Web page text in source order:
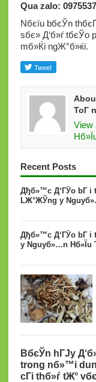
Qua zalo:
Nбєїu bбєЎn
sбє» Д‘б»ѓ tбєЎo
mб»Ќi ngЖ°б»ќi.
ToГ n
Recent Posts
Дђб»™c Д‘ГЎo bГ i
LЖ°ЖЎng y
Дђб»™c Д‘ГЎo bГ i
y Nguyб»…n Hб»Їu
BбєЎn hГЈy
trong nб»™i
cГі thб»ѓ tЖ°